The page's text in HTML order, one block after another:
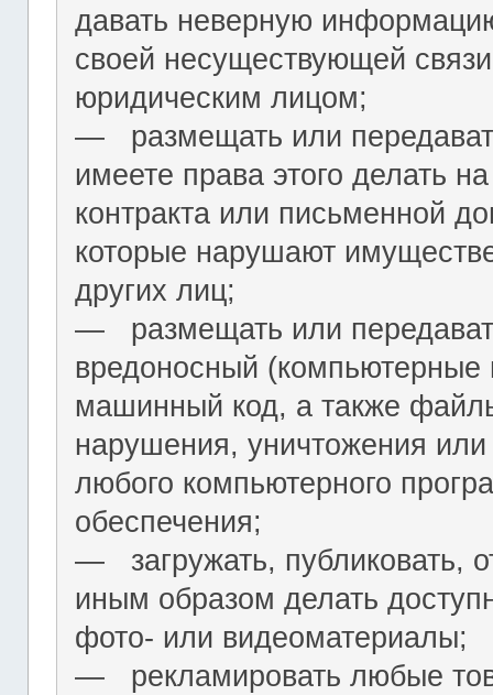
давать неверную
своей несуществующей
юридическим лицом;
― размещать или
имеете права этого делать
контракта или письменной
которые нарушают
других лиц;
― размещать или
вредоносный
машинный код, а также
нарушения, уничтожения
любого компьютерного
обеспечения;
― загружать, публиковать,
иным образом делать
фото- или видеоматериалы;
― рекламировать любые